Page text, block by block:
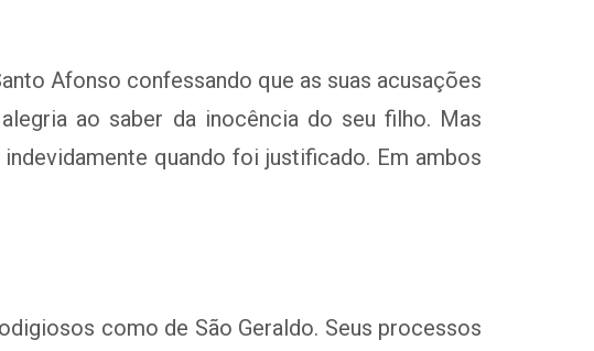
Afonso confessando que as suas acusações
ao saber da inocência do seu filho. Mas
quando foi justificado. Em ambos
como de São Geraldo. Seus processos